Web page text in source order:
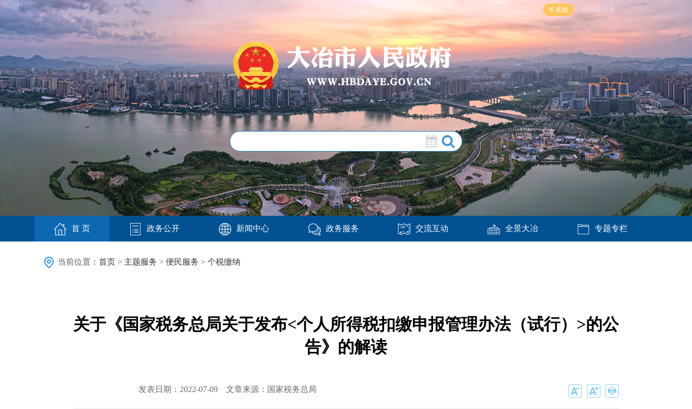
长者版 无障碍阅读
首 页 政务公开 新闻中心 政务服务 交流互动 全景大冶 专题专栏
当前位置： 首页 > 主题服务 > 便民服务 > 个税缴纳
关于《国家税务总局关于发布<个人所得税扣缴申报管理办法（试行）>的公
告》的解读
发表日期：2022-07-09 文章来源：国家税务总局